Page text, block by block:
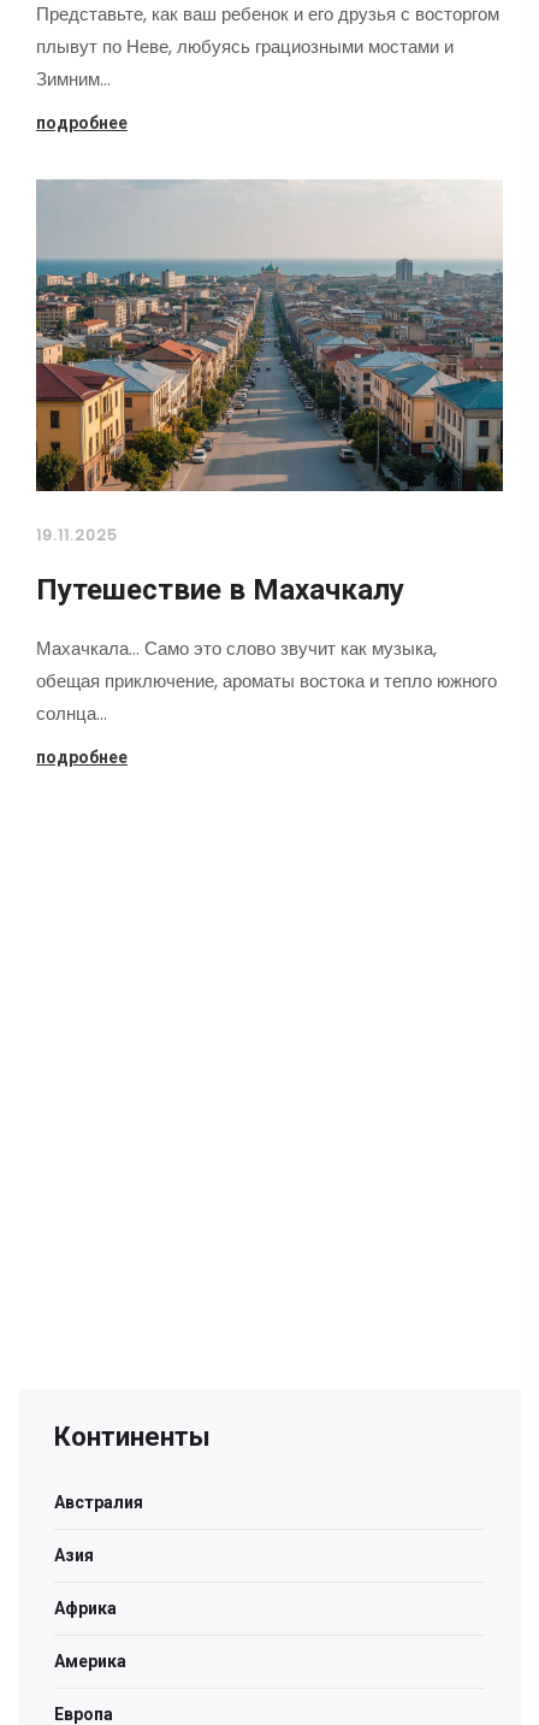
Представьте, как ваш ребенок и его друзья с восторгом
плывут по Неве, любуясь грациозными мостами и
Зимним…
подробнее
19.11.2025
Путешествие в Махачкалу
Махачкала... Само это слово звучит как музыка,
обещая приключение, ароматы востока и тепло южного
солнца…
подробнее
Континенты
Австралия
Азия
Африка
Америка
Европа